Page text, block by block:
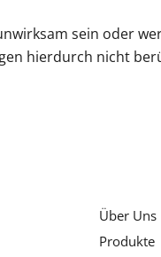
sein oder
hierdurch nicht
Über Uns
Produkte